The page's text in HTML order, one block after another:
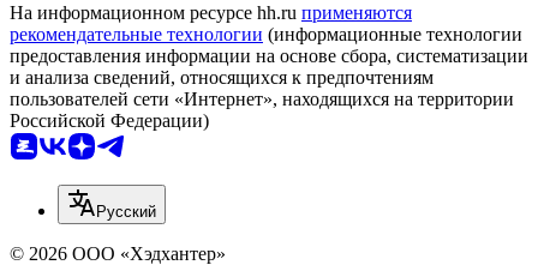
На информационном ресурсе hh.ru применяются
рекомендательные технологии (информационные технологии
предоставления информации на основе сбора, систематизации
и анализа сведений, относящихся к предпочтениям
пользователей сети «Интернет», находящихся на территории
Российской Федерации)
Русский
© 2026 ООО «Хэдхантер»